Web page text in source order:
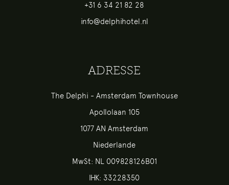
+31 6 34 21 82 28
info@delphihotel.nl
ADRESSE
The Delphi - Amsterdam Townhouse
Apollolaan 105
1077 AN Amsterdam
Niederlande
MwSt: NL 009828126B01
IHK: 33228350